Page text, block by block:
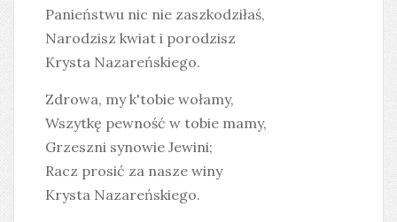
Panieństwu nic nie zaszkodziłaś,
Narodzisz kwiat i porodzisz
Krysta Nazareńskiego.
Zdrowa, my k'tobie wołamy,
Wszytkę pewność w tobie mamy,
Grzeszni synowie Jewini;
Racz prosić za nasze winy
Krysta Nazareńskiego.